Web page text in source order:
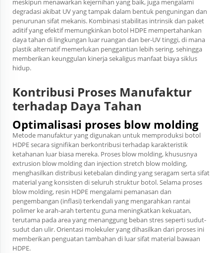
meskipun menawarkan kejernihan yang baik, juga mengalami
degradasi akibat UV yang tampak dalam bentuk penguningan dan
penurunan sifat mekanis. Kombinasi stabilitas intrinsik dan paket
aditif yang efektif memungkinkan botol HDPE mempertahankan
daya tahan di lingkungan luar ruangan dan ber-UV tinggi, di mana
plastik alternatif memerlukan penggantian lebih sering, sehingga
memberikan keunggulan kinerja sekaligus manfaat biaya siklus
hidup.
Kontribusi Proses Manufaktur
terhadap Daya Tahan
Optimalisasi proses blow molding
Metode manufaktur yang digunakan untuk memproduksi botol
HDPE secara signifikan berkontribusi terhadap karakteristik
ketahanan luar biasa mereka. Proses blow molding, khususnya
extrusion blow molding dan injection stretch blow molding,
menghasilkan distribusi ketebalan dinding yang seragam serta sifat
material yang konsisten di seluruh struktur botol. Selama proses
blow molding, resin HDPE mengalami pemanasan dan
pengembangan (inflasi) terkendali yang mengarahkan rantai
polimer ke arah-arah tertentu guna meningkatkan kekuatan,
terutama pada area yang menanggung beban stres seperti sudut-
sudut dan ulir. Orientasi molekuler yang dihasilkan dari proses ini
memberikan penguatan tambahan di luar sifat material bawaan
HDPE.